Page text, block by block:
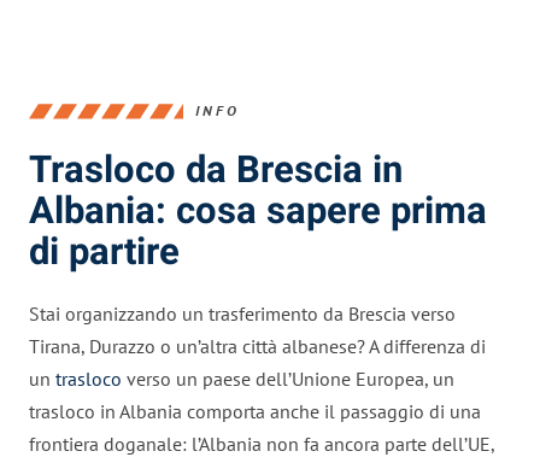
INFO
Trasloco da Brescia in
Albania: cosa sapere prima
di partire
Stai organizzando un trasferimento da Brescia verso
Tirana, Durazzo o un’altra città albanese? A differenza di
un trasloco verso un paese dell’Unione Europea, un
trasloco in Albania comporta anche il passaggio di una
frontiera doganale: l’Albania non fa ancora parte dell’UE,